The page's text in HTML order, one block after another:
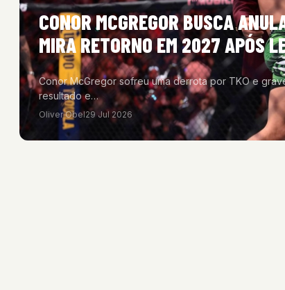
CONOR MCGREGOR BUSCA
MIRA RETORNO EM 2027 APÓS
Conor McGregor sofreu uma derrota por TKO e
resultado e…
Oliver Obel29 Jul 2026